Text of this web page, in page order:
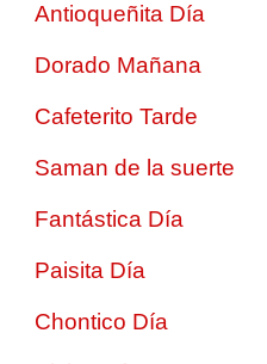
Antioqueñita Día
Dorado Mañana
Cafeterito Tarde
Saman de la suerte
Fantástica Día
Paisita Día
Chontico Día